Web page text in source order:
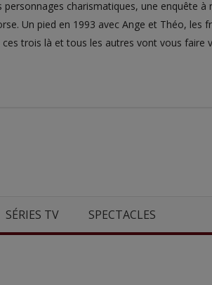
personnages charismatiques, une enquête
Un pied en 1993 avec Ange et Théo,
ces trois là et tous les autres vont vous faire
SÉRIES TV SPECTACLES